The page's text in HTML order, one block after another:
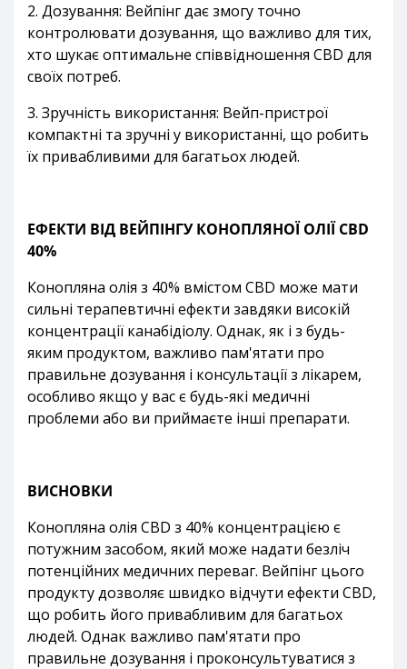
2. Дозування: Вейпінг дає змогу точно
контролювати дозування, що важливо для тих,
хто шукає оптимальне співвідношення CBD для
своїх потреб.
3. Зручність використання: Вейп-пристрої
компактні та зручні у використанні, що робить
їх привабливими для багатьох людей.
ЕФЕКТИ ВІД ВЕЙПІНГУ КОНОПЛЯНОЇ ОЛІЇ CBD
40%
Конопляна олія з 40% вмістом CBD може мати
сильні терапевтичні ефекти завдяки високій
концентрації канабідіолу. Однак, як і з будь-
яким продуктом, важливо пам'ятати про
правильне дозування і консультації з лікарем,
особливо якщо у вас є будь-які медичні
проблеми або ви приймаєте інші препарати.
ВИСНОВКИ
Конопляна олія CBD з 40% концентрацією є
потужним засобом, який може надати безліч
потенційних медичних переваг. Вейпінг цього
продукту дозволяє швидко відчути ефекти CBD,
що робить його привабливим для багатьох
людей. Однак важливо пам'ятати про
правильне дозування і проконсультуватися з